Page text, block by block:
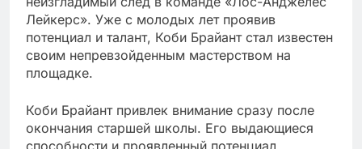
Лейкерс». Уже с молодых лет проявив
потенциал и талант, Коби Брайант стал известен
своим непревзойденным мастерством на
площадке.
Коби Брайант привлек внимание сразу после
окончания старшей школы. Его выдающиеся